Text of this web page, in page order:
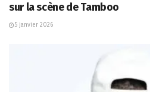
sur la scène de Tamboo
5 janvier 2026